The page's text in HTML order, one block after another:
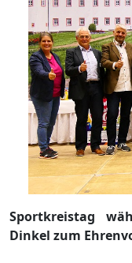
Sportkreistag
Dinkel zum